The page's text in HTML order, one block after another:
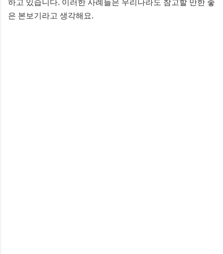
하고 있습니다. 이러한 사례들은 우리나라도 참고할 만한 좋
은 본보기라고 생각해요.